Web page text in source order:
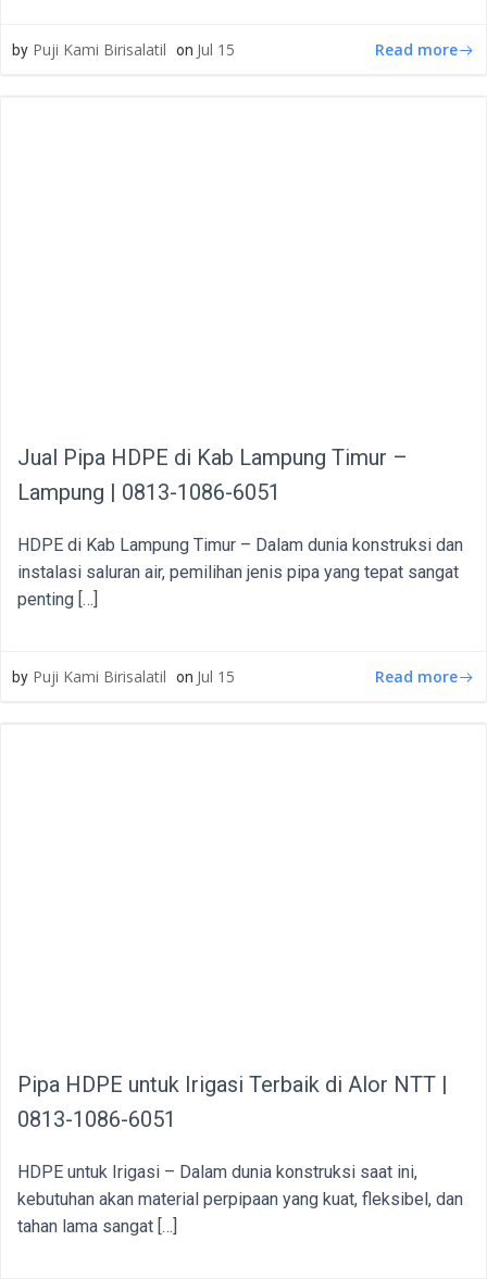
by Puji Kami Birisalatil on Jul 15 Read more
Jual Pipa HDPE di Kab Lampung Timur –
Lampung | 0813-1086-6051
HDPE di Kab Lampung Timur – Dalam dunia konstruksi dan
instalasi saluran air, pemilihan jenis pipa yang tepat sangat
penting […]
by Puji Kami Birisalatil on Jul 15 Read more
Pipa HDPE untuk Irigasi Terbaik di Alor NTT |
0813-1086-6051
HDPE untuk Irigasi – Dalam dunia konstruksi saat ini,
kebutuhan akan material perpipaan yang kuat, fleksibel, dan
tahan lama sangat […]